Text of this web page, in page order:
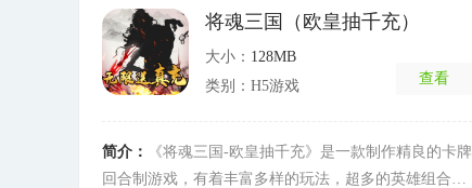
将魂三国（欧皇抽千充）
大小： 128MB
类别：H5游戏
查看
简介：
《将魂三国-欧皇抽千充》是一款制作精良的卡牌
回合制游戏，有着丰富多样的玩法，超多的英雄组合自